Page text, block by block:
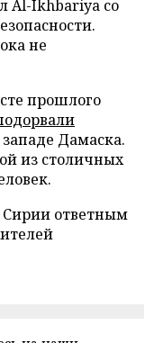
Al-Ikhbariya со
не
прошлого
Дамаска.
из столичных
Сирии ответным